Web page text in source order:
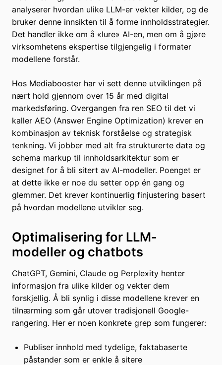
analyserer hvordan ulike LLM-er vekter kilder, og de
bruker denne innsikten til å forme innholdsstrategier.
Det handler ikke om å «lure» AI-en, men om å gjøre
virksomhetens ekspertise tilgjengelig i formater
modellene forstår.
Hos Mediabooster har vi sett denne utviklingen på
nært hold gjennom over 15 år med digital
markedsføring. Overgangen fra ren SEO til det vi
kaller AEO (Answer Engine Optimization) krever en
kombinasjon av teknisk forståelse og strategisk
tenkning. Vi jobber med alt fra strukturerte data og
schema markup til innholdsarkitektur som er
designet for å bli sitert av AI-modeller. Poenget er
at dette ikke er noe du setter opp én gang og
glemmer. Det krever kontinuerlig finjustering basert
på hvordan modellene utvikler seg.
Optimalisering for LLM-
modeller og chatbots
ChatGPT, Gemini, Claude og Perplexity henter
informasjon fra ulike kilder og vekter dem
forskjellig. Å bli synlig i disse modellene krever en
tilnærming som går utover tradisjonell Google-
rangering. Her er noen konkrete grep som fungerer:
Publiser innhold med tydelige, faktabaserte
påstander som er enkle å sitere